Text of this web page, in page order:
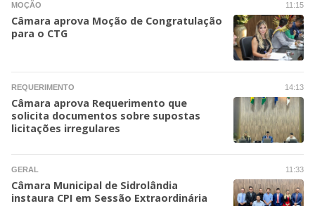
11:15
MOÇÃO
Câmara aprova Moção de Congratulação
para o CTG
14:13
REQUERIMENTO
Câmara aprova Requerimento que
solicita documentos sobre supostas
licitações irregulares
11:33
GERAL
Câmara Municipal de Sidrolândia
instaura CPI em Sessão Extraordinária